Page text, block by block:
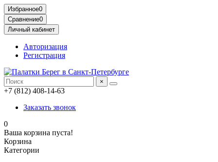
Избранное0
Сравнение0
Личный кабинет
Авторизация
Регистрация
×
+7 (812) 408-14-63
Заказать звонок
0
Ваша корзина пуста!
Корзина
Категории